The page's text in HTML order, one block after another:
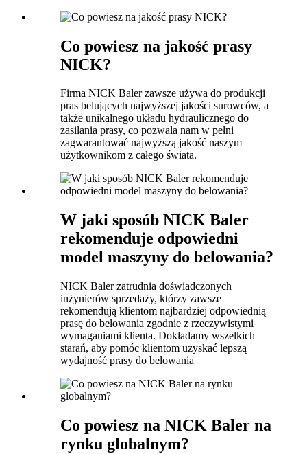
Co powiesz na jakość prasy
NICK?
Firma NICK Baler zawsze używa do produkcji
pras belujących najwyższej jakości surowców, a
także unikalnego układu hydraulicznego do
zasilania prasy, co pozwala nam w pełni
zagwarantować najwyższą jakość naszym
użytkownikom z całego świata.
W jaki sposób NICK Baler
rekomenduje odpowiedni
model maszyny do belowania?
NICK Baler zatrudnia doświadczonych
inżynierów sprzedaży, którzy zawsze
rekomendują klientom najbardziej odpowiednią
prasę do belowania zgodnie z rzeczywistymi
wymaganiami klienta. Dokładamy wszelkich
starań, aby pomóc klientom uzyskać lepszą
wydajność prasy do belowania
Co powiesz na NICK Baler na
rynku globalnym?